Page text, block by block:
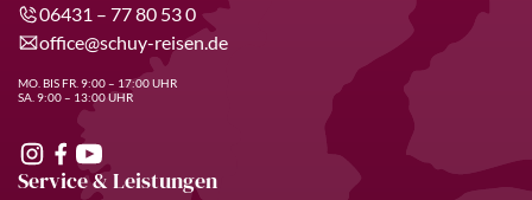
06431 – 77 80 53 0
office@schuy-reisen.de
MO. BIS FR. 9:00 – 17:00 UHR
SA. 9:00 – 13:00 UHR
Service & Leistungen